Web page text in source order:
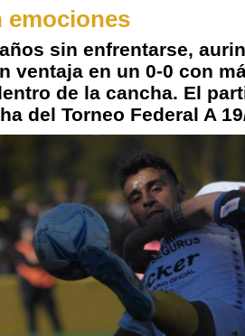
emociones
sin enfrentarse,
ventaja en un 0-0 con
de la cancha. El
del Torneo Federal A